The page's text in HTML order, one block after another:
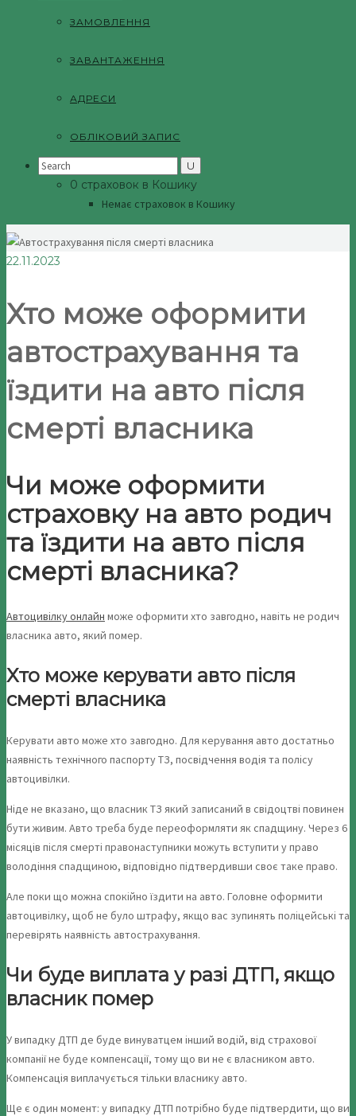
ЗАМОВЛЕННЯ
ЗАВАНТАЖЕННЯ
АДРЕСИ
ОБЛІКОВИЙ ЗАПИС
Search
0 страховок в Кошику
Немає страховок в Кошику
22.11.2023
Хто може оформити
автострахування та
їздити на авто після
смерті власника
Чи може оформити
страховку на авто родич
та їздити на авто після
смерті власника?
Автоцивілку онлайн може оформити хто завгодно, навіть не родич
власника авто, який помер.
Хто може керувати авто після
смерті власника
Керувати авто може хто завгодно. Для керування авто достатньо
наявність технічного паспорту ТЗ, посвідчення водія та полісу
автоцивілки.
Ніде не вказано, що власник ТЗ який записаний в свідоцтві повинен
бути живим. Авто треба буде переоформляти як спадщину. Через 6
місяців після смерті правонаступники можуть вступити у право
володіння спадщиною, відповідно підтвердивши своє таке право.
Але поки що можна спокійно їздити на авто. Головне оформити
автоцивілку, щоб не було штрафу, якщо вас зупинять поліцейські та
перевірять наявність автострахування.
Чи буде виплата у разі ДТП, якщо
власник помер
У випадку ДТП де буде винуватцем інший водій, від страхової
компанії не буде компенсації, тому що ви не є власником авто.
Компенсація виплачується тільки власнику авто.
Ще є один момент: у випадку ДТП потрібно буде підтвердити, що ви